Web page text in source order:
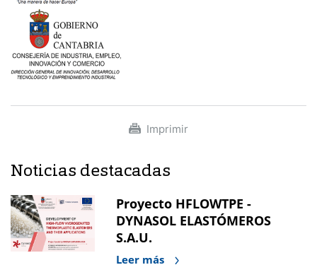
Imprimir
Noticias destacadas
Proyecto HFLOWTPE -
DYNASOL ELASTÓMEROS
S.A.U.
Leer más